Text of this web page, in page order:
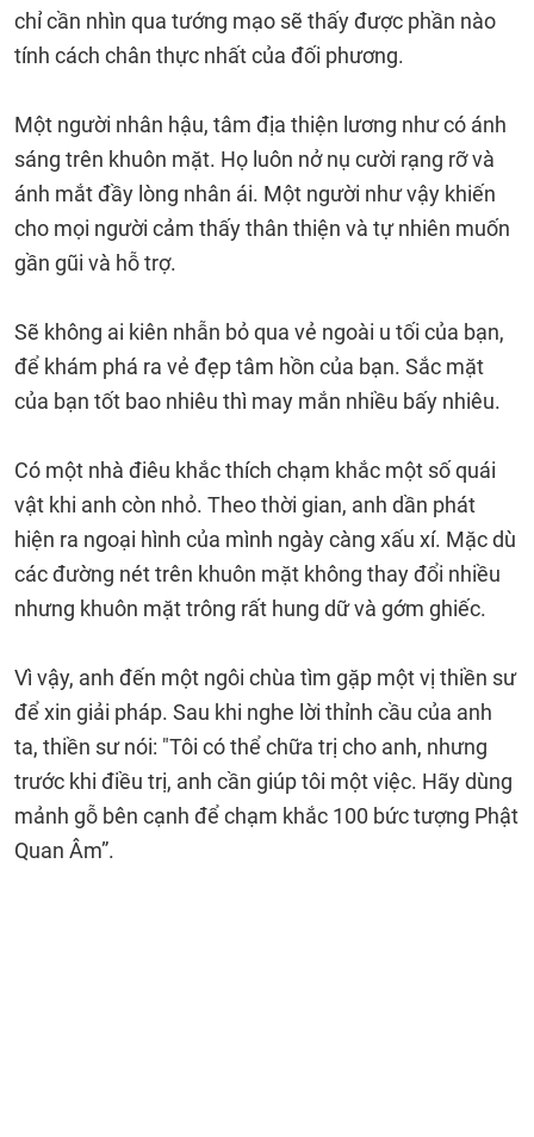
chỉ cần nhìn qua tướng mạo sẽ thấy được phần nào
tính cách chân thực nhất của đối phương.
Một người nhân hậu, tâm địa thiện lương như có ánh
sáng trên khuôn mặt. Họ luôn nở nụ cười rạng rỡ và
ánh mắt đầy lòng nhân ái. Một người như vậy khiến
cho mọi người cảm thấy thân thiện và tự nhiên muốn
gần gũi và hỗ trợ.
Sẽ không ai kiên nhẫn bỏ qua vẻ ngoài u tối của bạn,
để khám phá ra vẻ đẹp tâm hồn của bạn. Sắc mặt
của bạn tốt bao nhiêu thì may mắn nhiều bấy nhiêu.
Có một nhà điêu khắc thích chạm khắc một số quái
vật khi anh còn nhỏ. Theo thời gian, anh dần phát
hiện ra ngoại hình của mình ngày càng xấu xí. Mặc dù
các đường nét trên khuôn mặt không thay đổi nhiều
nhưng khuôn mặt trông rất hung dữ và gớm ghiếc.
Vì vậy, anh đến một ngôi chùa tìm gặp một vị thiền sư
để xin giải pháp. Sau khi nghe lời thỉnh cầu của anh
ta, thiền sư nói: "Tôi có thể chữa trị cho anh, nhưng
trước khi điều trị, anh cần giúp tôi một việc. Hãy dùng
mảnh gỗ bên cạnh để chạm khắc 100 bức tượng Phật
Quan Âm”.